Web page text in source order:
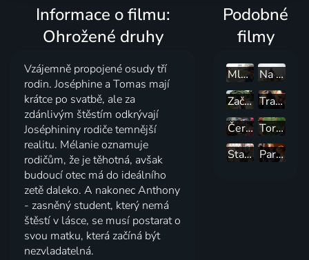
Informace o filmu:
Ohrožené druhy
Vzájemně propojené osudy tří
rodin. Joséphine a Tomas mají
krátce po svatbě, ale za
zdánlivým štěstím odkrývají
Joséphininy rodiče temnější
realitu. Mélanie oznamuje
rodičům, že je těhotná, avšak
budoucí otec má do ideálního
zetě daleko. A nakonec Anthony
- zasněný student, který nemá
štěstí v lásce, se musí postarat o
svou matku, která začíná být
nezvladatelná.
Podobné
filmy
Mladý Ahmed
Na rozcestí života
Začít znovu
Tranzit
Černá vdova
Tori a Lokita
Starý dub
Pardon, nezastihli jsme vás